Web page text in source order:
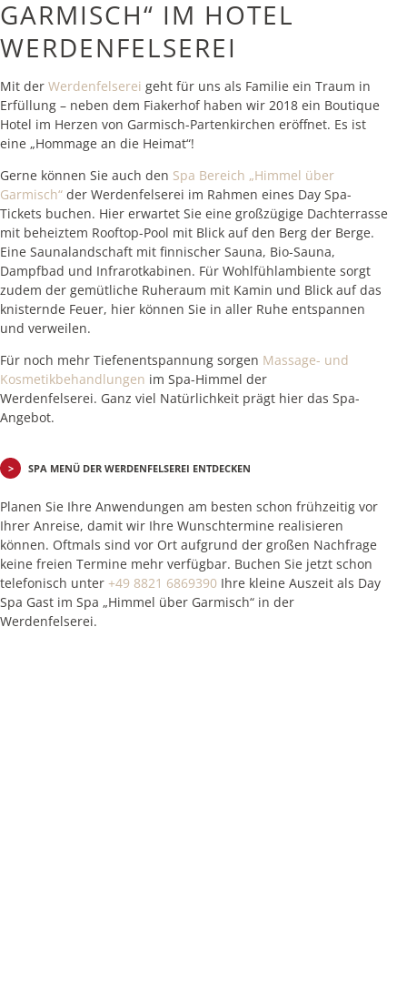
GARMISCH“ IM HOTEL
WERDENFELSEREI
Mit der Werdenfelserei geht für uns als Familie ein Traum in
Erfüllung – neben dem Fiakerhof haben wir 2018 ein Boutique
Hotel im Herzen von Garmisch-Partenkirchen eröffnet. Es ist
eine „Hommage an die Heimat“!
Gerne können Sie auch den Spa Bereich „Himmel über
Garmisch“ der Werdenfelserei im Rahmen eines Day Spa-
Tickets buchen. Hier erwartet Sie eine großzügige Dachterrasse
mit beheiztem Rooftop-Pool mit Blick auf den Berg der Berge.
Eine Saunalandschaft mit finnischer Sauna, Bio-Sauna,
Dampfbad und Infrarotkabinen. Für Wohlfühlambiente sorgt
zudem der gemütliche Ruheraum mit Kamin und Blick auf das
knisternde Feuer, hier können Sie in aller Ruhe entspannen
und verweilen.
Für noch mehr Tiefenentspannung sorgen Massage- und
Kosmetikbehandlungen im Spa-Himmel der
Werdenfelserei. Ganz viel Natürlichkeit prägt hier das Spa-
Angebot.
SPA MENÜ DER WERDENFELSEREI ENTDECKEN
Planen Sie Ihre Anwendungen am besten schon frühzeitig vor
Ihrer Anreise, damit wir Ihre Wunschtermine realisieren
können. Oftmals sind vor Ort aufgrund der großen Nachfrage
keine freien Termine mehr verfügbar. Buchen Sie jetzt schon
telefonisch unter +49 8821 6869390 Ihre kleine Auszeit als Day
Spa Gast im Spa „Himmel über Garmisch“ in der
Werdenfelserei.